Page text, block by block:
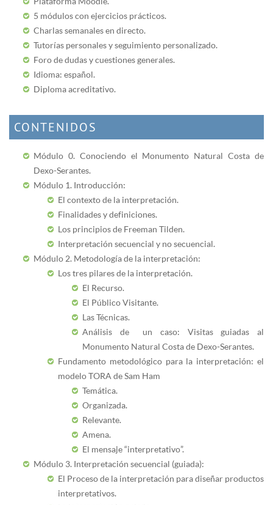
5 módulos con ejercicios prácticos.
Charlas semanales en directo.
Tutorías personales y seguimiento personalizado.
Foro de dudas y cuestiones generales.
Idioma: español.
Diploma acreditativo.
CONTENIDOS
Módulo 0. Conociendo el Monumento Natural Costa de
Dexo-Serantes.
Módulo 1. Introducción:
El contexto de la interpretación.
Finalidades y definiciones.
Los principios de Freeman Tilden.
Interpretación secuencial y no secuencial.
Módulo 2. Metodología de la interpretación:
Los tres pilares de la interpretación.
El Recurso.
El Público Visitante.
Las Técnicas.
Análisis de un caso: Visitas guiadas al
Monumento Natural Costa de Dexo-Serantes.
Fundamento metodológico para la interpretación: el
modelo TORA de Sam Ham
Temática.
Organizada.
Relevante.
Amena.
El mensaje “interpretativo”.
Módulo 3. Interpretación secuencial (guiada):
El Proceso de la interpretación para diseñar productos
interpretativos.